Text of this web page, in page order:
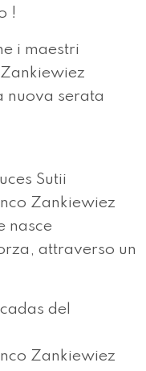
!
i maestri
nuova serata
Sutii
Zankiewiez
nasce
attraverso un
del
Zankiewiez